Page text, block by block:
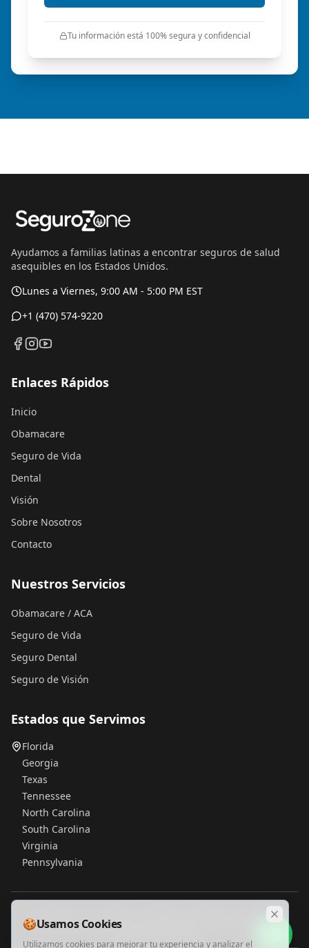
Tu información está 100% segura y confidencial
Ayudamos a familias latinas a encontrar seguros de salud
asequibles en los Estados Unidos.
Lunes a Viernes, 9:00 AM - 5:00 PM EST
+1 (470) 574-9220
Enlaces Rápidos
Inicio
Obamacare
Seguro de Vida
Dental
Visión
Sobre Nosotros
Contacto
Nuestros Servicios
Obamacare / ACA
Seguro de Vida
Seguro Dental
Seguro de Visión
Estados que Servimos
Florida
Georgia
Texas
Tennessee
North Carolina
South Carolina
Virginia
Pennsylvania
SeguroZone es una agencia de seguros licenciada. No somos una
compañía de seguros.
🍪Usamos Cookies
Utilizamos cookies para mejorar tu experiencia y analizar el